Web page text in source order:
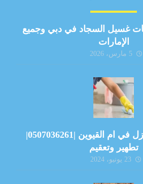
غسيل السجاد في دبي وجميع
الإمارات
5 مارس، 2026
شركة تعقيم منازل في ام القيوين |0507036261|
تطهير وتعقيم
23 يونيو، 2024